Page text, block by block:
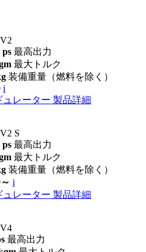
ps 最高出力
最大トルク
装備重量（燃料を除く）
i
ュレーター 製品詳細
S
ps 最高出力
最大トルク
装備重量（燃料を除く）
i
ュレーター 製品詳細
最高出力